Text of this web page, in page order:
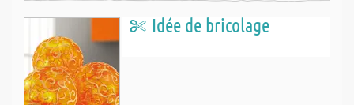
Idée de bricolage